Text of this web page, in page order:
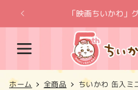
ンツに
進む
「映画ちいかわ」
ホーム 全商品 ちいかわ 缶入ミ